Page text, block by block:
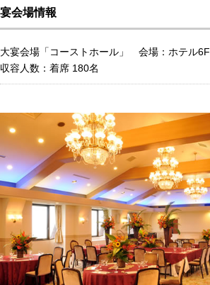
宴会場情報
大宴会場「コーストホール」 会場：ホテル6F
収容人数：着席 180名